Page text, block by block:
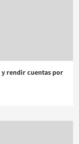
y rendir cuentas por